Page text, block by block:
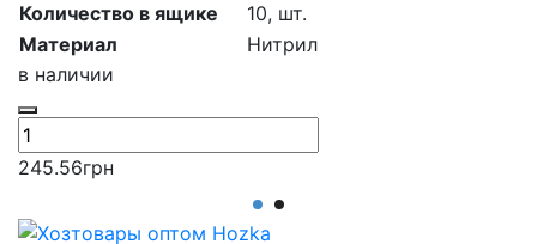
Количество в ящике
10, шт.
Материал
Нитрил
в наличии
245.56грн